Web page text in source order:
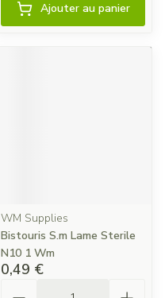
Ajouter au panier
WM Supplies
Bistouris S.m Lame Sterile
N10 1 Wm
0,49 €